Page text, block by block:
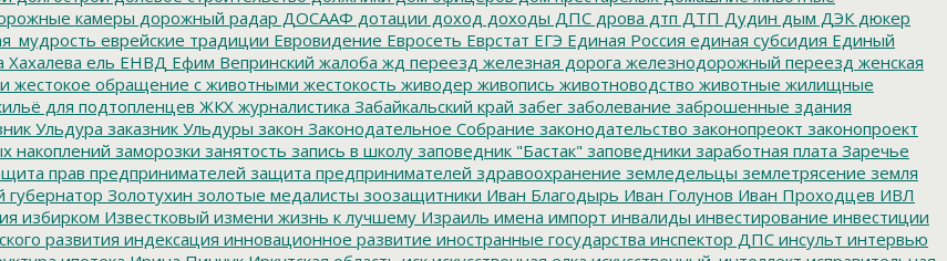
камеры дорожный радар ДОСААФ дотации доход доходы ДПС дрова дтп ДТП Дудин дым ДЭК дюкер
еврейские традиции Евровидение Евросеть Еврстат ЕГЭ Единая Россия единая субсидия Единый
Хахалева ель ЕНВД Ефим Вепринский жалоба жд переезд железная дорога железнодорожный переезд женская
жестокое обращение с животными жестокость живодер живопись животноводство животные жилищные
для подтопленцев ЖКХ журналистика Забайкальский край забег заболевание заброшенные здания
Ульдура заказник Ульдуры закон Законодательное Собрание законодательство законопреокт законопроект
накоплений заморозки занятость запись в школу заповедник "Бастак" заповедники заработная плата Заречье
прав предпринимателей защита предпринимателей здравоохранение земледельцы землетрясение земля
губернатор Золотухин золотые медалисты зоозащитники Иван Благодырь Иван Голунов Иван Проходцев ИВЛ
избирком Известковый измени жизнь к лучшему Израиль имена импорт инвалиды инвестирование инвестиции
развития индексация инновационное развитие иностранные государства инспектор ДПС инсульт интервью